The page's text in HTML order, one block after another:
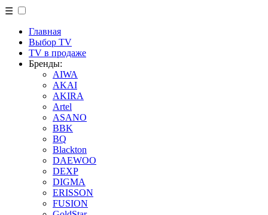
☰
Главная
Выбор TV
TV в продаже
Бренды:
AIWA
AKAI
AKIRA
Artel
ASANO
BBK
BQ
Blackton
DAEWOO
DEXP
DIGMA
ERISSON
FUSION